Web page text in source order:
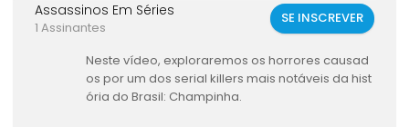
Assassinos Em Séries
1 Assinantes
SE INSCREVER
Neste vídeo, exploraremos os horrores causad
os por um dos serial killers mais notáveis da hist
ória do Brasil: Champinha.